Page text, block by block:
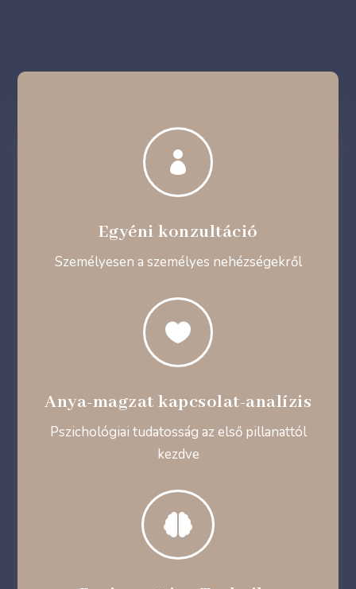

Egyéni konzultáció
Személyesen a személyes nehézségekről

Anya-magzat kapcsolat-analízis
Pszichológiai tudatosság az első pillanattól
kezdve
